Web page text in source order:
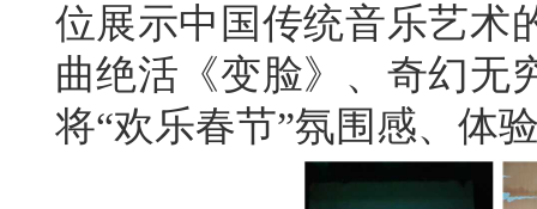
位展示中国传统音乐艺术
曲绝活《变脸》、奇幻无
将“欢乐春节”氛围感、体